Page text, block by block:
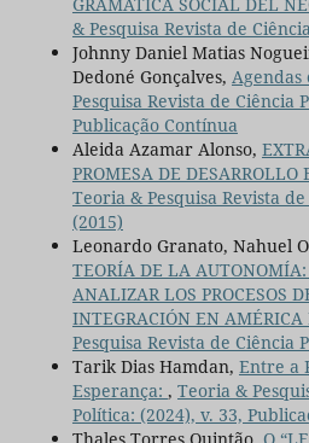
& Pesquisa Revista de
Johnny Daniel Matias
Dedoné Gonçalves, Agendas
Pesquisa Revista de Ciência
Publicação Contínua
Aleida Azamar Alonso,
PROMESA DE
Teoria & Pesquisa Revista
(2015)
Leonardo Granato, Nahuel
TEORÍA DE LA
ANALIZAR LOS PROCESOS
INTEGRACIÓN EN
Pesquisa Revista de Ciência
Tarik Dias Hamdan, Entre a
Esperança: , Teoria &
Política: (2024), v. 33,